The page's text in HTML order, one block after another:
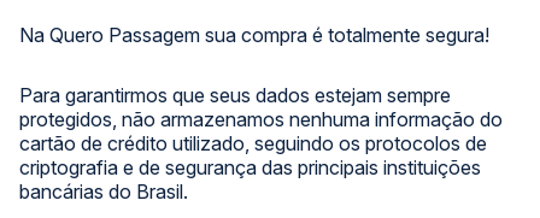
Na Quero Passagem sua compra é totalmente segura!
Para garantirmos que seus dados estejam sempre
protegidos, não armazenamos nenhuma informação do
cartão de crédito utilizado, seguindo os protocolos de
criptografia e de segurança das principais instituições
bancárias do Brasil.